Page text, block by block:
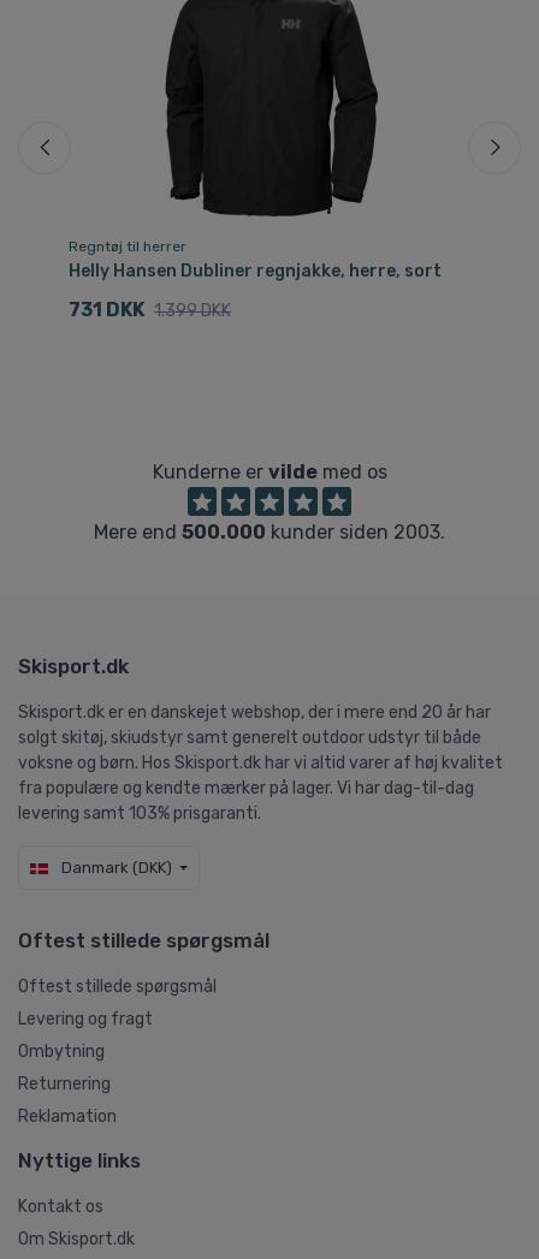
Regntøj til herrer
Helly Hansen Dubliner regnjakke, herre, sort
731 DKK 1.399 DKK
Kunderne er vildemed os
Mere end 500.000 kunder siden 2003.
Skisport.dk
Skisport.dk er en danskejet webshop, der i mere end 20 år har
solgt skitøj, skiudstyr samt generelt outdoor udstyr til både
voksne og børn. Hos Skisport.dk har vi altid varer af høj kvalitet
fra populære og kendte mærker på lager. Vi har dag-til-dag
levering samt 103% prisgaranti.
Danmark (DKK)
Oftest stillede spørgsmål
Oftest stillede spørgsmål
Levering og fragt
Ombytning
Returnering
Reklamation
Nyttige links
Kontakt os
Om Skisport.dk